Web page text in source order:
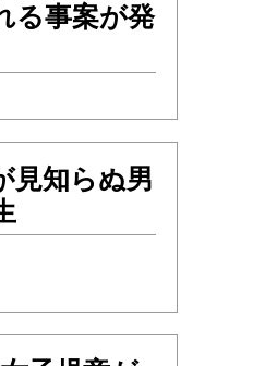
る事案が発
見知らぬ男